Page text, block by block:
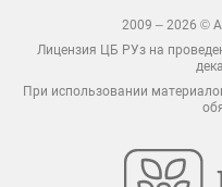
2009 – 2026 ©
Лицензия ЦБ РУз на
При использовании